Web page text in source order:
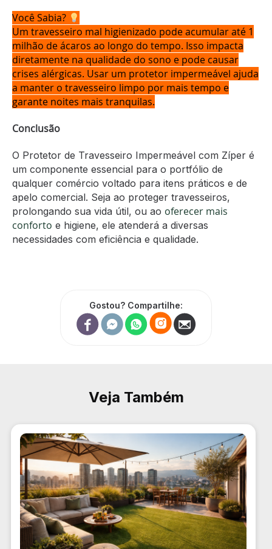
Você Sabia?
Um travesseiro mal higienizado pode acumular até 1
milhão de ácaros ao longo do tempo. Isso impacta
diretamente na qualidade do sono e pode causar
crises alérgicas. Usar um protetor impermeável ajuda
a manter o travesseiro limpo por mais tempo e
garante noites mais tranquilas.
Conclusão
O Protetor de Travesseiro Impermeável com Zíper é
um componente essencial para o portfólio de
qualquer comércio voltado para itens práticos e de
apelo comercial. Seja ao proteger travesseiros,
prolongando sua vida útil, ou ao oferecer mais
conforto e higiene, ele atenderá a diversas
necessidades com eficiência e qualidade.
Gostou? Compartilhe:
Veja Também